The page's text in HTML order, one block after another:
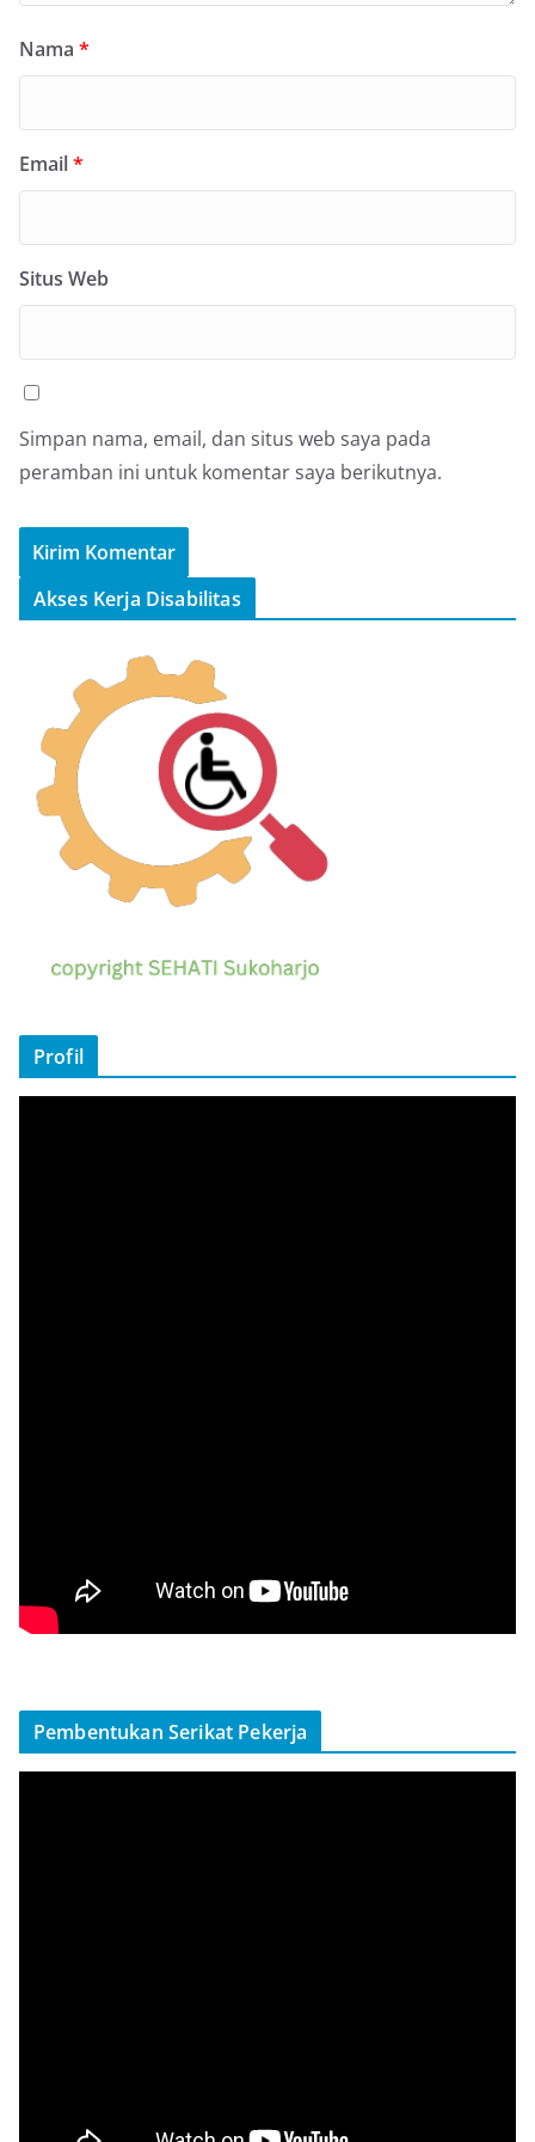
Nama *
Email*
Situs Web
Simpan nama, email, dan situs web saya pada
peramban ini untuk komentar saya berikutnya.
Akses Kerja Disabilitas
Profil
Pembentukan Serikat Pekerja